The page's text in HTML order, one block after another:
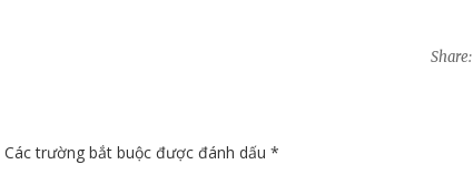
Share:
Các trường bắt buộc được đánh dấu *